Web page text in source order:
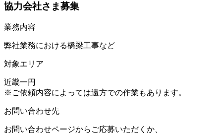
協力会社さま募集
業務内容
弊社業務における橋梁工事など
対象エリア
近畿一円
※ご依頼内容によっては遠方での作業もあります。
お問い合わせ先
お問い合わせページからご応募いただくか、